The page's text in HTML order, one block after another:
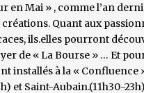
en Mai » , comme l’an
Quant aux
ils.elles pourront
de « La Bourse » … Et
installés à la « Confluence
et Saint-Aubain.(11h30-